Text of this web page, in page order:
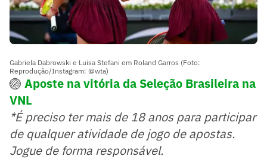
Gabriela Dabrowski e Luisa Stefani em Roland Garros (Foto:
Reprodução/Instagram: @wta)
🏐 Aposte na vitória da Seleção Brasileira na
VNL
*É preciso ter mais de 18 anos para participar
de qualquer atividade de jogo de apostas.
Jogue de forma responsável.